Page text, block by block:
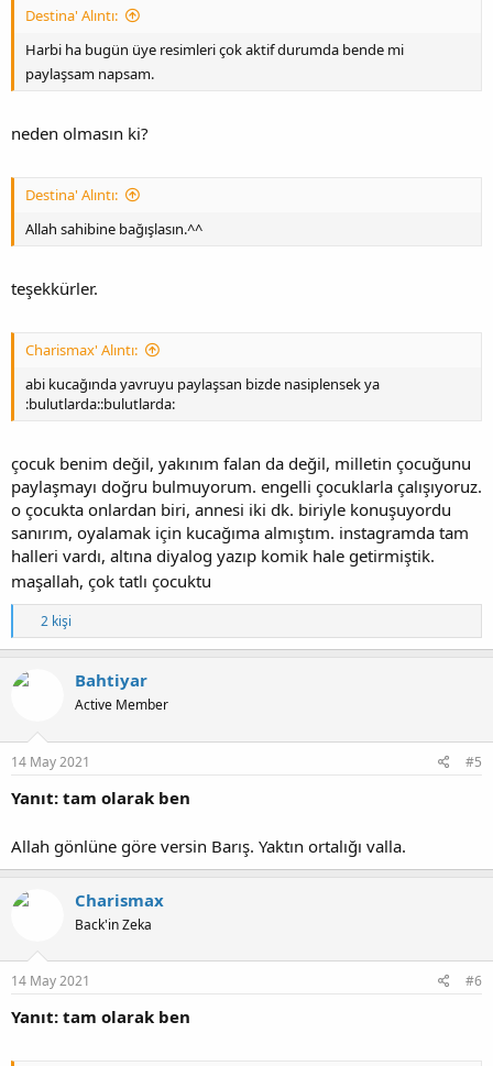
Destina' Alıntı:
Harbi ha bugün üye resimleri çok aktif durumda bende mi
paylaşsam napsam.
neden olmasın ki?
Destina' Alıntı:
Allah sahibine bağışlasın.^^
teşekkürler.
Charismax' Alıntı:
abi kucağında yavruyu paylaşsan bizde nasiplensek ya
:bulutlarda::bulutlarda:
çocuk benim değil, yakınım falan da değil, milletin çocuğunu
paylaşmayı doğru bulmuyorum. engelli çocuklarla çalışıyoruz.
o çocukta onlardan biri, annesi iki dk. biriyle konuşuyordu
sanırım, oyalamak için kucağıma almıştım. instagramda tam
halleri vardı, altına diyalog yazıp komik hale getirmiştik.
maşallah, çok tatlı çocuktu
T
e
p
r
:
2 kişi
Bahtiyar
Active Member
14 May 2021 #5
Yanıt: tam olarak ben
Allah gönlüne göre versin Barış. Yaktın ortalığı valla.
Charismax
Back'in Zeka
14 May 2021 #6
Yanıt: tam olarak ben